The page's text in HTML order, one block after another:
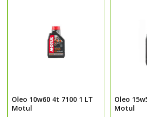
a frio e em altas temperaturas.
- Fórmula avançada que
de combustível e
- Compatível com motores
Sugestão de Aplicação
Oleo 10w60 4t 7100 1 LT
Motul
Oleo
Motul